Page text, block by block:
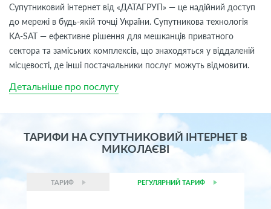
Супутниковий інтернет від «ДАТАГРУП» — це надійний доступ
до мережі в будь-якій точці України. Супутникова технологія
KA-SAT — ефективне рішення для мешканців приватного
сектора та заміських комплексів, що знаходяться у віддаленій
місцевості, де інші постачальники послуг можуть відмовити.
Детальніше про послугу
ТАРИФИ НА СУПУТНИКОВИЙ ІНТЕРНЕТ В
МИКОЛАЄВІ
ТАРИФ РЕГУЛЯРНИЙ ТАРИФ